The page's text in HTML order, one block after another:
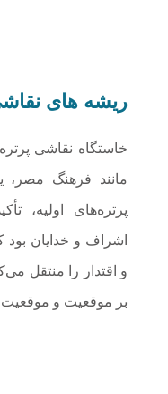
ریشه های
خاستگاه نقاشی
مانند فرهنگ مصر،
پرتره‌های اولیه،
اشراف و خدایان
و اقتدار را منتقل
بر موقعیت و موقعیت